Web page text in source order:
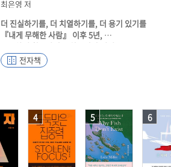
최은영 저
더 진실하기를, 더 치열하기를, 더 용기 있기를
『내게 무해한 사람』 이후 5년,
고요하게 휘몰아치는 최은영의 세계
소설가 권여선, 서평가 정희진 추천
‘함께 성장해나가는 우리 세대의 소설가’를 갖는
드문 경험을 선사하며 동료 작가와 평론가, 독자
모두에게 특별한 이름으로 자리매김한 최은영의
세번째 소설집 『아주 희미한 빛으로도』가 출간
되었다. 올해로 데뷔 10년을 맞이하는 최은영은
전자책
4 5 6